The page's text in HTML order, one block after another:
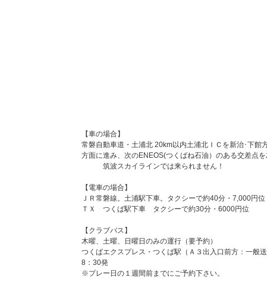
【車の場合】
常磐自動車道・土浦北 20km以内土浦北ＩＣを新治･下
方面に進み、次のENEOS(つくばね石油）のある交差点
筑波スカイラインでは来られません！
【電車の場合】
ＪＲ常磐線。土浦駅下車。タクシーで約40分・7,000円位
ＴＸ つくば駅下車 タクシーで約30分・6000円位
【クラブバス】
木曜、土曜、日曜日のみの運行（要予約）
つくばエクスプレス・つくば駅（Ａ３出入口前方：一般送
8：30発
※プレー日の１週間前までにご予約下さい。